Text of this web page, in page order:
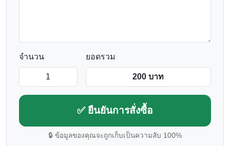
จำนวน ยอดรวม
✅ ยืนยันการสั่งซื้อ
🔒 ข้อมูลของคุณจะถูกเก็บเป็นความลับ 100%